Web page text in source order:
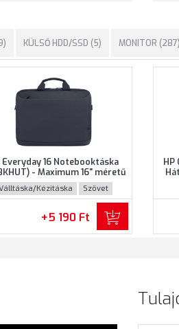
KÜLSŐ HDD/SSD (5) MONITOR (287)
Everyday 16 Notebooktáska
- Maximum 16" méretű
- Szürke színben
Kézitáska Szövet
+5 190 Ft
HP